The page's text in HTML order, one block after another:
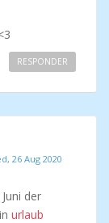
RESPONDER
26 Aug 2020
der
urlaub